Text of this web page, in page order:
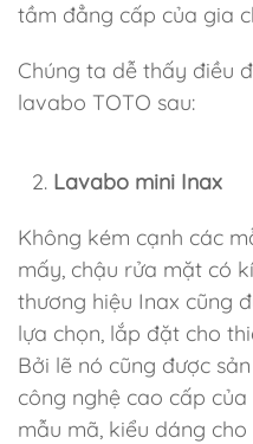
tầm đẳng cấp của gia
Chúng ta dễ thấy điều
lavabo TOTO sau:
Lavabo mini Inax
Không kém cạnh các
mấy, chậu rửa mặt có
thương hiệu Inax cũng
lựa chọn, lắp đặt cho
Bởi lẽ nó cũng được
công nghệ cao cấp
mẫu mã, kiểu dáng